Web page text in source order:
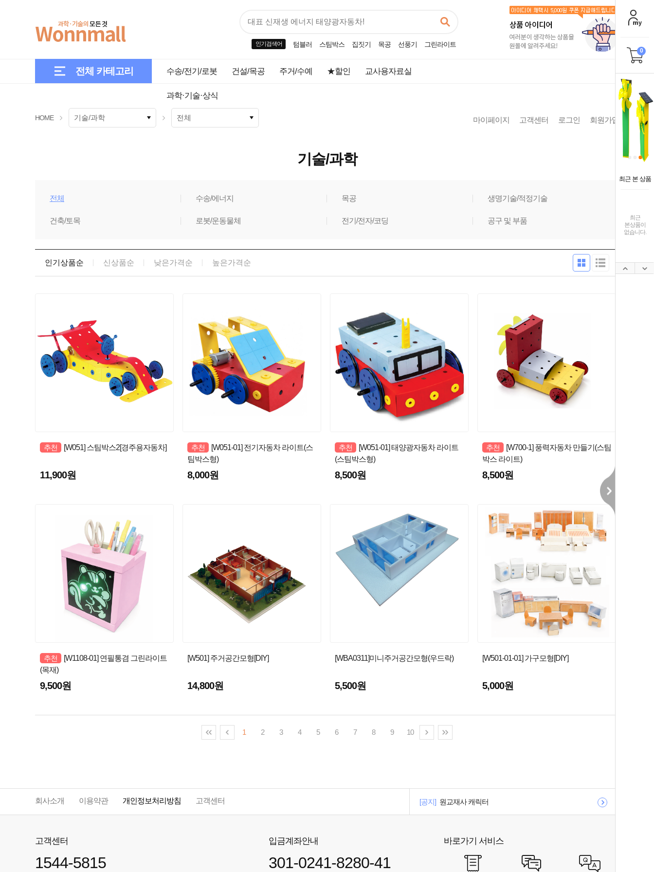
인기검색어 텀블러 스팀박스 집짓기 목공 선풍기 그린라이트
전체 카테고리 수송/전기/로봇 건설/목공 주거/수예 ★할인 교사용자료실
과학·기술·상식
마이페이지 고객센터 로그인 회원가입
HOME
기술/과학
전체 수송/에너지 목공 생명기술/적정기술
건축/토목 로봇/운동물체 전기/전자/코딩 공구 및 부품
인기상품순 신상품순 낮은가격순 높은가격순
추천 [W051] 스팀박스2[경주용자동차]
11,900원
추천
[W051-01] 전기자동차 라이트(스
팀박스형)
8,000원
추천
[W051-01] 태양광자동차 라이트
(스팀박스형)
8,500원
추천
[W700-1] 풍력자동차 만들기(스팀
박스 라이트)
8,500원
추천
[W1108-01] 연필통겸 그린라이트
(목재)
9,500원
[W501] 주거공간모형[DIY]
14,800원
[WBA0311]미니주거공간모형(우드락)
5,500원
[W501-01-01] 가구모형[DIY]
5,000원
1 2 3 4 5 6 7 8 9 10
0
최근 본 상품
최근
본상품이
없습니다.
회사소개 이용약관 개인정보처리방침 고객센터 [공지] 원교재사 캐릭터
고객센터
1544-5815
입금계좌안내
301-0241-8280-41
바로가기 서비스